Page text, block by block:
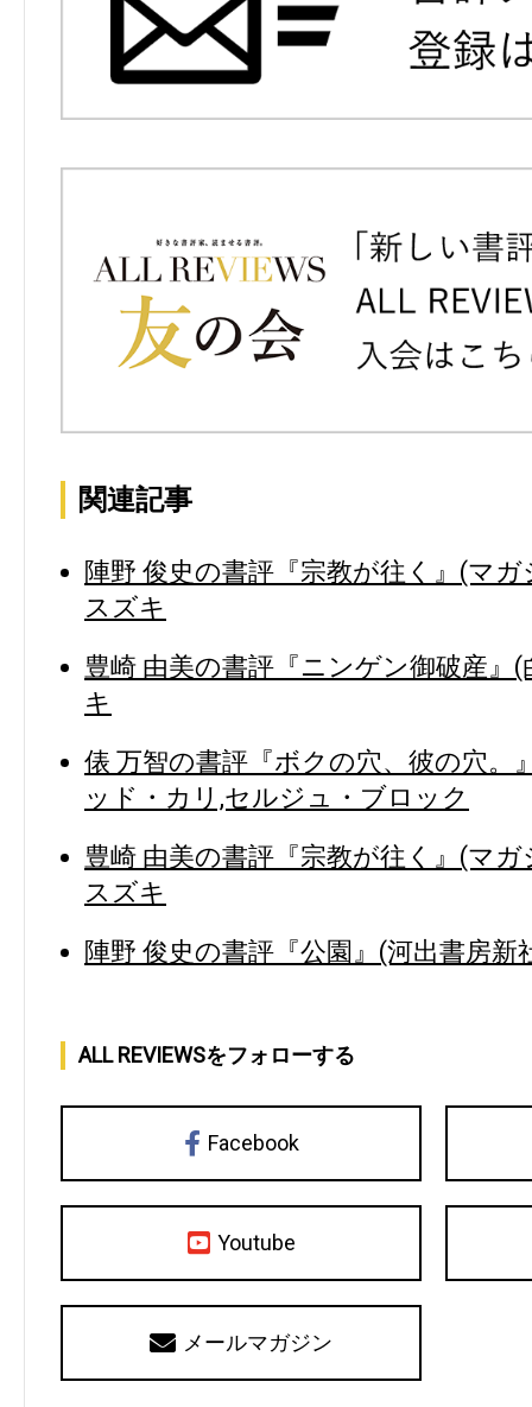
関連記事
陣野 俊史の書評『宗教が往く』(マ
スズキ
豊崎 由美の書評『ニンゲン御破産』
キ
俵 万智の書評『ボクの穴、彼の穴。
ッド・カリ,セルジュ・ブロック
豊崎 由美の書評『宗教が往く』(マ
スズキ
陣野 俊史の書評『公園』(河出書房新
ALL REVIEWSをフォローする
Facebook
Youtube
メールマガジン